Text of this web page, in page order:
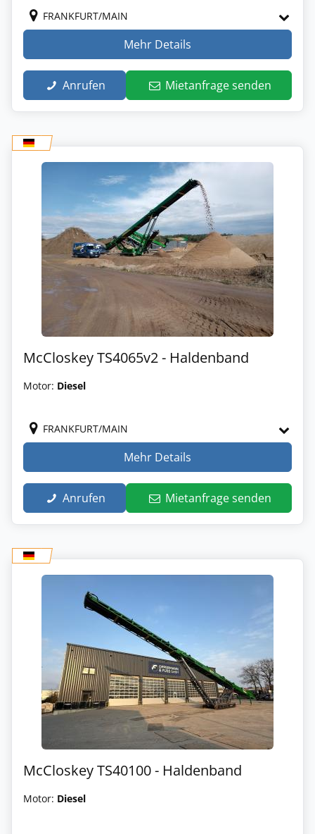
FRANKFURT/MAIN
Mehr Details
Anrufen Mietanfrage senden
McCloskey TS4065v2 - Haldenband
Motor: Diesel
FRANKFURT/MAIN
Mehr Details
Anrufen Mietanfrage senden
McCloskey TS40100 - Haldenband
Motor: Diesel